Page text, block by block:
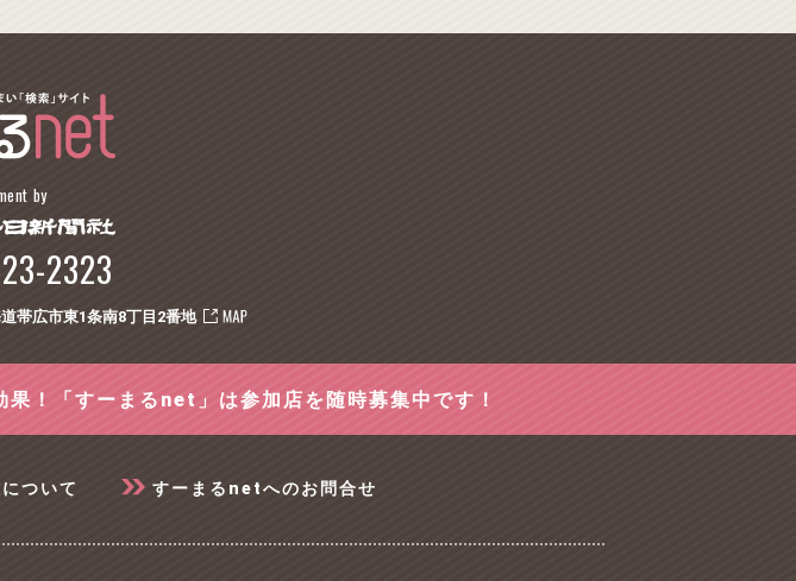
by
2323
帯広市東1条南8丁目2番地
！「すーまるnet」は参加店を随時募集中です！
ついて すーまるnetへのお問合せ